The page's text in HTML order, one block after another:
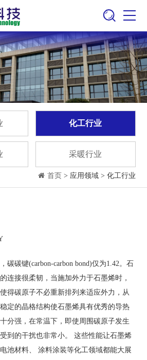
化工行业
采暖行业
首页 > 应用领域 > 化工行业
碳碳键(carbon-carbon bond)仅为1.42。石
连接很柔韧，当施加外力于石墨烯时，
得碳原子不必重新排列来适应外力，从
定的晶格结构使石墨烯具有优秀的导热
分强，在常温下，即使周围碳原子发生
到的干扰也非常小。 这些性能让石墨烯
池材料、 涂料涂装等化工领域都能大展